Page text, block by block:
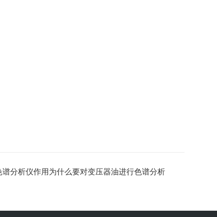
谱分析仪作用为什么要对变压器油进行色谱分析